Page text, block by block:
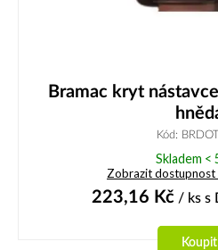
Bramac kryt
Kód:
Skladem <
Zobrazit dostupnost
223,16 Kč/ ks s
Koupit